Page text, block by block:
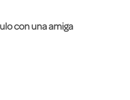
con una amiga